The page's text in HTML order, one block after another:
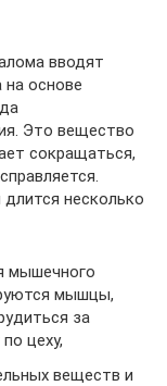
вводят
на основе
Это вещество
сокращаться,
несколько
мышечного
мышцы,
за
цеху,
веществ и